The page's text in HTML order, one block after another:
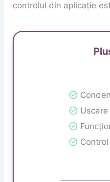
controlul din aplicație